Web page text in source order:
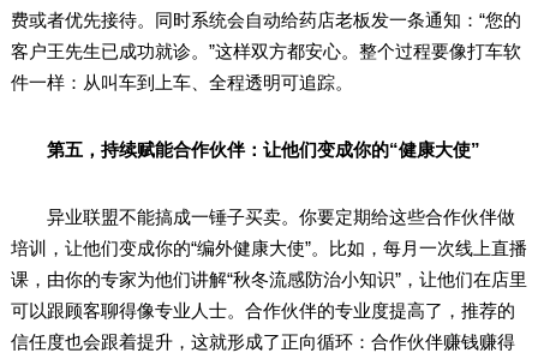
费或者优先接待。同时系统会自动给药店老板发一条通知：“您的
客户王先生已成功就诊。”这样双方都安心。整个过程要像打车软
件一样：从叫车到上车、全程透明可追踪。
第五，持续赋能合作伙伴：让他们变成你的“健康大使”
异业联盟不能搞成一锤子买卖。你要定期给这些合作伙伴做
培训，让他们变成你的“编外健康大使”。比如，每月一次线上直播
课，由你的专家为他们讲解“秋冬流感防治小知识”，让他们在店里
可以跟顾客聊得像专业人士。合作伙伴的专业度提高了，推荐的
信任度也会跟着提升，这就形成了正向循环：合作伙伴赚钱赚得